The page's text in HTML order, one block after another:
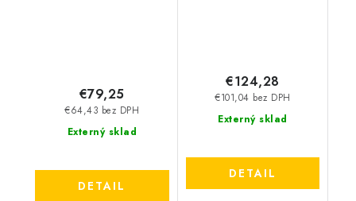
Externý sklad
€64,43 bez DPH
€79,25
DETAIL
Externý sklad
€101,04 bez DPH
€124,28
DETAIL